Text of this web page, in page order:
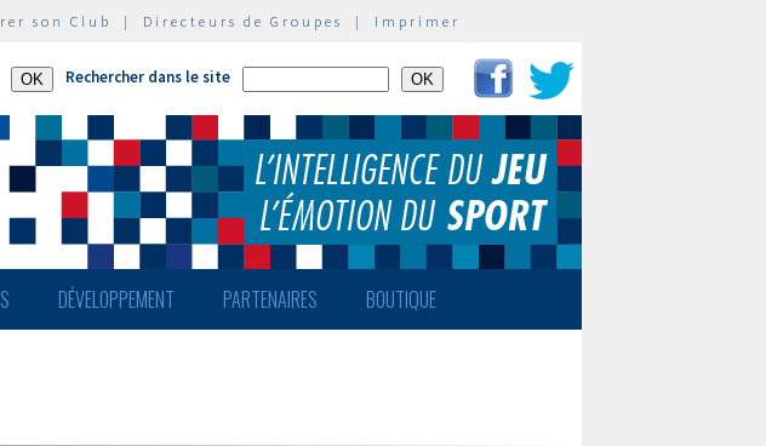
son Club | Directeurs de Groupes | Imprimer
Rechercher dans le site
DÉVELOPPEMENT PARTENAIRES BOUTIQUE